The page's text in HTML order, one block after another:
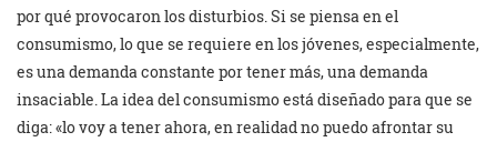
por qué provocaron los disturbios. Si se piensa en el
consumismo, lo que se requiere en los jóvenes, especialmente,
es una demanda constante por tener más, una demanda
insaciable. La idea del consumismo está diseñado para que se
diga: «lo voy a tener ahora, en realidad no puedo afrontar su